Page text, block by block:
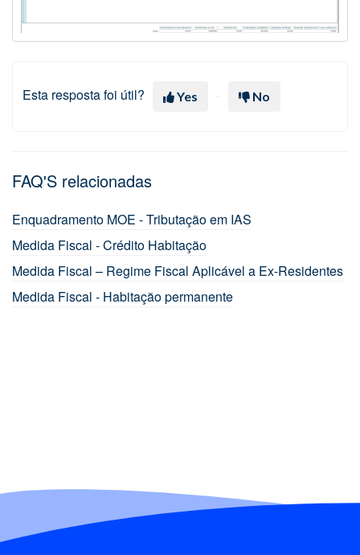
Esta resposta foi útil? Yes No
FAQ'S relacionadas
Enquadramento MOE - Tributação em IAS
Medida Fiscal - Crédito Habitação
Medida Fiscal – Regime Fiscal Aplicável a Ex-Residentes
Medida Fiscal - Habitação permanente